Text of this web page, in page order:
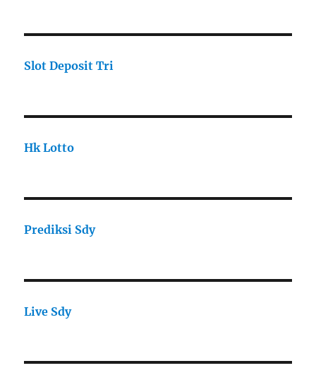
Slot Deposit Tri
Hk Lotto
Prediksi Sdy
Live Sdy